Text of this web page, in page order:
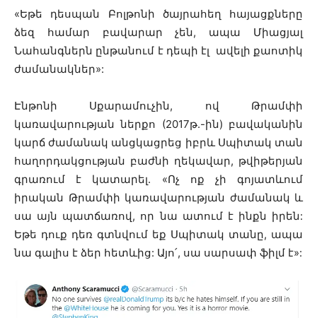
«Եթե դեսպան Բոլթոնի ծայրահեղ հայացքները
ձեզ համար բավարար չեն, ապա Միացյալ
Նահանգներն ընթանում է դեպի էլ ավելի քաոտիկ
ժամանակներ»:
Էնթոնի Սքարամուչին, ով Թրամփի
կառավարության ներքո (2017թ.-ին) բավականին
կարճ ժամանակ անցկացրեց իբրև Սպիտակ տան
հաղորդակցության բաժնի ղեկավար, թվիթերյան
գրառում է կատարել. «Ոչ ոք չի գոյատևում
իրական Թրամփի կառավարության ժամանակ և
սա այն պատճառով, որ նա ատում է ինքն իրեն:
Եթե ​​դուք դեռ գտնվում եք Սպիտակ տանը, ապա
նա գալիս է ձեր հետևից: Այո՛, սա սարսափ ֆիլմ է»: